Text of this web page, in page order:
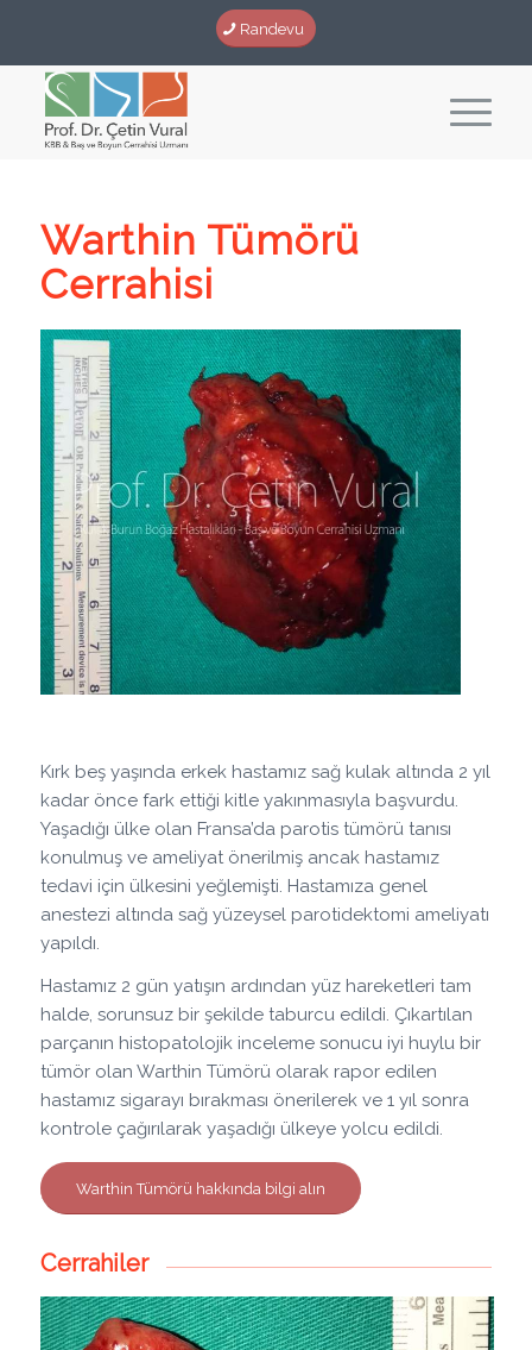
Randevu
Warthin Tümörü
Cerrahisi
Kırk beş yaşında erkek hastamız sağ kulak altında 2 yıl
kadar önce fark ettiği kitle yakınmasıyla başvurdu.
Yaşadığı ülke olan Fransa’da parotis tümörü tanısı
konulmuş ve ameliyat önerilmiş ancak hastamız
tedavi için ülkesini yeğlemişti. Hastamıza genel
anestezi altında sağ yüzeysel parotidektomi ameliyatı
yapıldı.
Hastamız 2 gün yatışın ardından yüz hareketleri tam
halde, sorunsuz bir şekilde taburcu edildi. Çıkartılan
parçanın histopatolojik inceleme sonucu iyi huylu bir
tümör olan Warthin Tümörü olarak rapor edilen
hastamız sigarayı bırakması önerilerek ve 1 yıl sonra
kontrole çağırılarak yaşadığı ülkeye yolcu edildi.
Warthin Tümörü hakkında bilgi alın
Cerrahiler